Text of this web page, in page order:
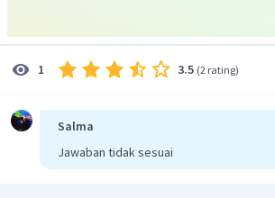
Rp60.000,00.
Jadi, jawaban yang tepat adalah C.
1 3.5 (2 rating)
Salma
Jawaban tidak sesuai